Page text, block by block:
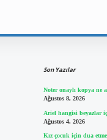
Son Yazılar
Noter onaylı kopya ne
Ağustos 8, 2026
Ariel hangisi beyazlar
Ağustos 4, 2026
Kız çocuk için dua